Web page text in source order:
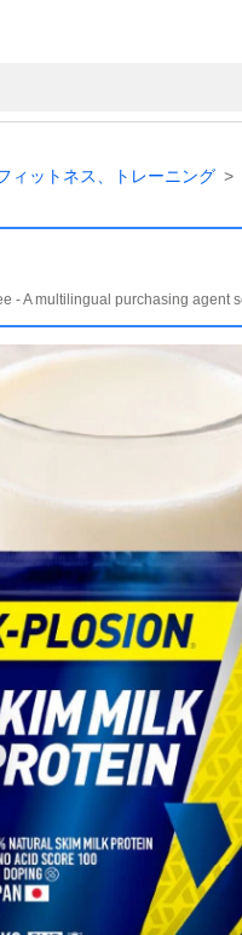
ィットネス、トレーニング
- A multilingual purchasing agent